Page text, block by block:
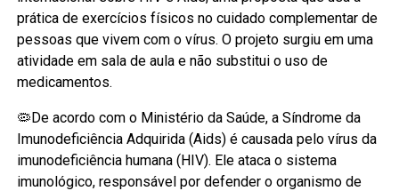
prática de exercícios físicos no cuidado complementar de
pessoas que vivem com o vírus. O projeto surgiu em uma
atividade em sala de aula e não substitui o uso de
medicamentos.
🦠De acordo com o Ministério da Saúde, a Síndrome da
Imunodeficiência Adquirida (Aids) é causada pelo vírus da
imunodeficiência humana (HIV). Ele ataca o sistema
imunológico, responsável por defender o organismo de